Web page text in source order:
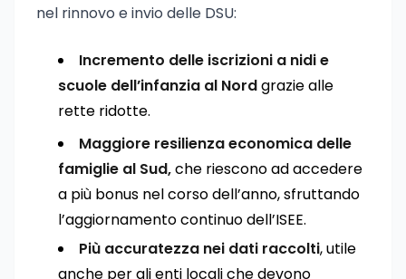
nel rinnovo e invio delle DSU:
Incremento delle iscrizioni a nidi e
scuole dell’infanzia al Nordgrazie alle
rette ridotte.
Maggiore resilienza economica delle
famiglie al Sud,che riescono ad accedere
a più bonus nel corso dell’anno, sfruttando
l’aggiornamento continuo dell’ISEE.
Più accuratezza nei dati raccolti, utile
anche per gli enti locali che devono